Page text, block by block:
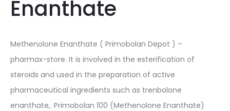
Enanthate
Methenolone Enanthate ( Primobolan Depot ) –
pharmax-store. It is involved in the esterification of
steroids and used in the preparation of active
pharmaceutical ingredients such as trenbolone
enanthate,. Primobolan 100 (Methenolone Enanthate)